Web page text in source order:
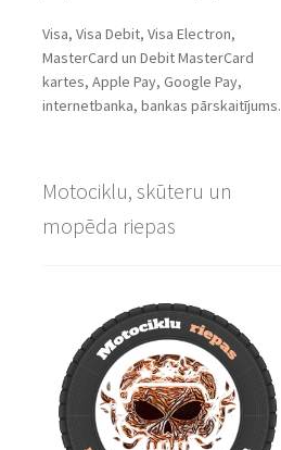
Visa, Visa Debit, Visa Electron,
MasterCard un Debit MasterCard
kartes, Apple Pay, Google Pay,
internetbanka, bankas pārskaitījums.
Motociklu, skūteru un
mopēda riepas